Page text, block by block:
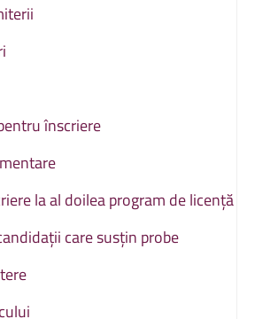
înscriere
la al doilea program de licență
care susțin probe